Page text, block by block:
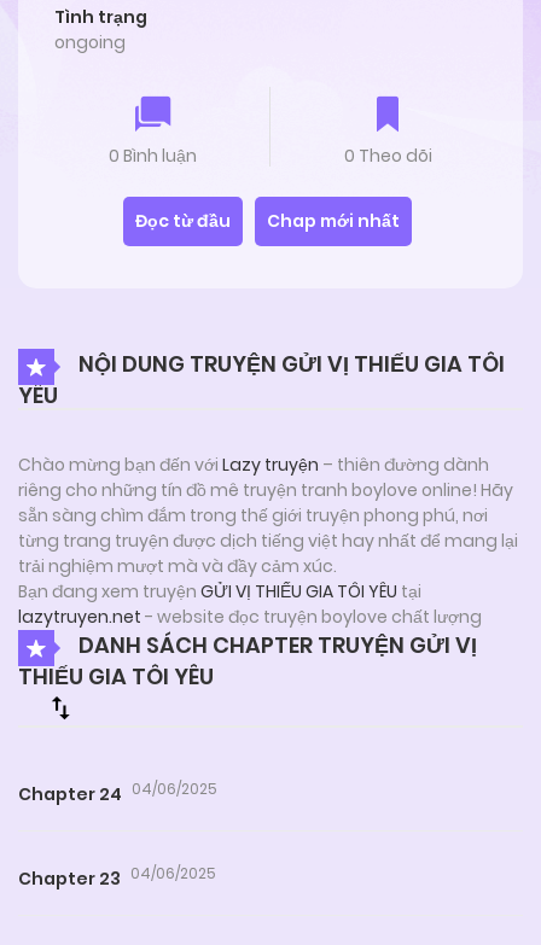
Tình trạng
ongoing
0 Bình luận 0 Theo dõi
Đọc từ đầu Chap mới nhất
NỘI DUNG TRUYỆN GỬI VỊ THIẾU GIA TÔI
YÊU
Chào mừng bạn đến với Lazy truyện – thiên đường dành
riêng cho những tín đồ mê truyện tranh boylove online! Hãy
sẵn sàng chìm đắm trong thế giới truyện phong phú, nơi
từng trang truyện được dịch tiếng việt hay nhất để mang lại
trải nghiệm mượt mà và đầy cảm xúc.
Bạn đang xem truyện GỬI VỊ THIẾU GIA TÔI YÊU tại
lazytruyen.net - website đọc truyện boylove chất lượng
DANH SÁCH CHAPTER TRUYỆN GỬI VỊ
THIẾU GIA TÔI YÊU
Chapter 24 04/06/2025
Chapter 23 04/06/2025